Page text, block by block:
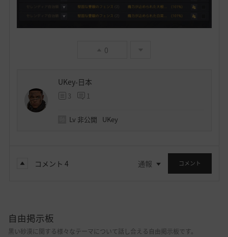
0
UKey-日本
3 1
Lv 非公開 UKey
コメント 4 通報 コメント
自由掲示板
黒い砂漠に関する様々なテーマについて話し合える自由掲示板です。